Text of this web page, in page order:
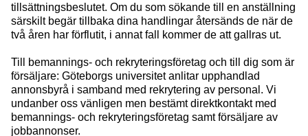
tillsättningsbeslutet. Om du som sökande till en anställning
särskilt begär tillbaka dina handlingar återsänds de när de
två åren har förflutit, i annat fall kommer de att gallras ut.
Till bemannings- och rekryteringsföretag och till dig som är
försäljare: Göteborgs universitet anlitar upphandlad
annonsbyrå i samband med rekrytering av personal. Vi
undanber oss vänligen men bestämt direktkontakt med
bemannings- och rekryteringsföretag samt försäljare av
jobbannonser.